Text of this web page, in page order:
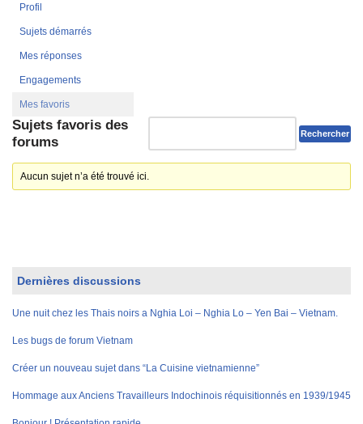
Profil
Sujets démarrés
Mes réponses
Engagements
Mes favoris
Sujets favoris des
forums
Aucun sujet n’a été trouvé ici.
Dernières discussions
Une nuit chez les Thais noirs a Nghia Loi – Nghia Lo – Yen Bai – Vietnam.
Les bugs de forum Vietnam
Créer un nouveau sujet dans “La Cuisine vietnamienne”
Hommage aux Anciens Travailleurs Indochinois réquisitionnés en 1939/1945